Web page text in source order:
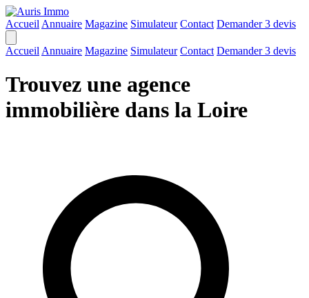
Accueil Annuaire Magazine Simulateur Contact Demander 3 devis
Accueil Annuaire Magazine Simulateur Contact Demander 3 devis
Trouvez une agence
immobilière dans la Loire